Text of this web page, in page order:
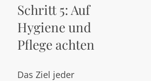
Schritt 5: Auf
Hygiene und
Pflege achten
Das Ziel jeder